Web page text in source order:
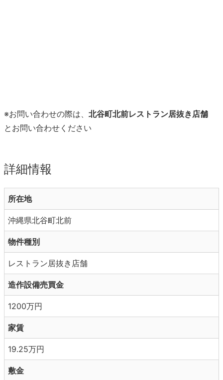
※お問い合わせの際は、 北谷町北前レストラン居抜き店舗
とお問い合わせください
詳細情報
所在地
沖縄県北谷町北前
物件種別
レストラン居抜き店舗
造作設備売買金
1200万円
家賃
19.25万円
敷金